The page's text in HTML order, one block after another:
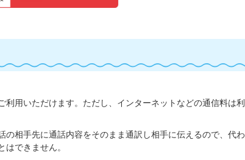
利用いただけます。ただし、インターネットなどの通信料は利
の相手先に通話内容をそのまま通訳し相手に伝えるので、代わ
できません。